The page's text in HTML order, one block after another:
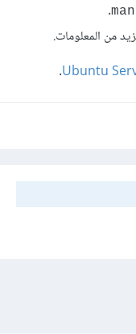
.
من المعلومات.
Ubuntu
.